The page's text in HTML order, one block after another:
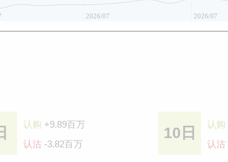
2026/07 2026/07
认购 +9.89百万
认沽 -3.82百万
10日 认购
认沽